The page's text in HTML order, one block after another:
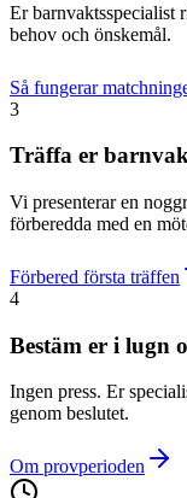
Er barnvaktsspecialist
behov och önskemål.
Så fungerar
3
Träffa er
Vi presenterar en
förberedda med en
Förbered första träffen
4
Bestäm er i lugn
Ingen press. Er
genom beslutet.
Om provperioden